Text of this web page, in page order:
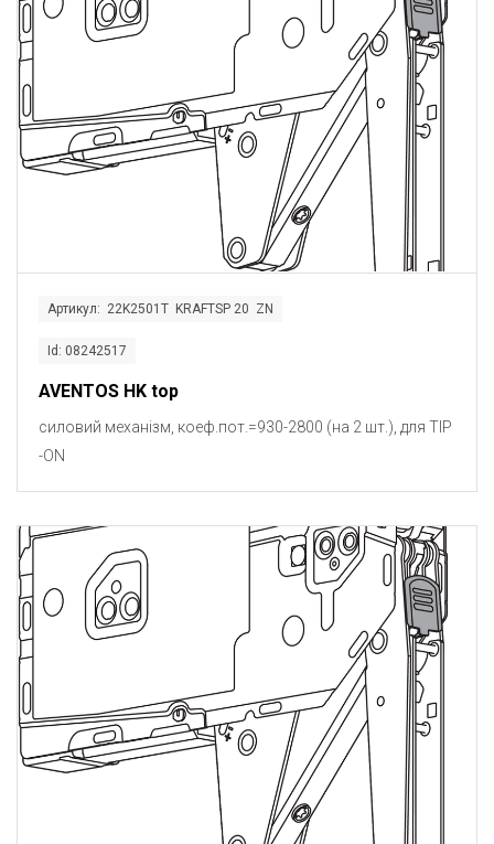
Артикул: 22K2501T KRAFTSP 20 ZN
Id: 08242517
AVENTOS HK top
силовий механізм, коеф.пот.=930-2800 (на 2 шт.), для TIP
-ON